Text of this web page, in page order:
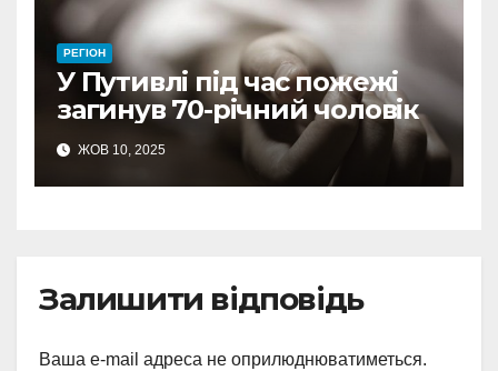
РЕГІОН
У Путивлі під час пожежі
загинув 70-річний чоловік
ЖОВ 10, 2025
Залишити відповідь
Ваша e-mail адреса не оприлюднюватиметься.